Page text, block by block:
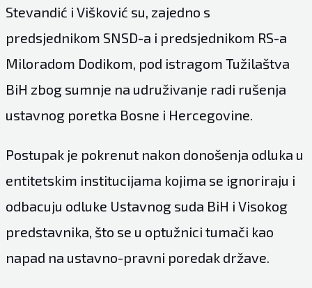
Stevandić i Višković su, zajedno s
predsjednikom SNSD-a i predsjednikom RS-a
Miloradom Dodikom, pod istragom Tužilaštva
BiH zbog sumnje na udruživanje radi rušenja
ustavnog poretka Bosne i Hercegovine.
Postupak je pokrenut nakon donošenja odluka u
entitetskim institucijama kojima se ignoriraju i
odbacuju odluke Ustavnog suda BiH i Visokog
predstavnika, što se u optužnici tumači kao
napad na ustavno-pravni poredak države.